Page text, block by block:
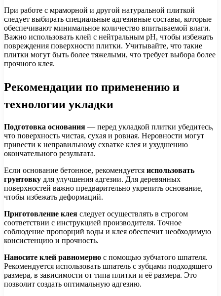
При работе с мраморной и другой натуральной плиткой
следует выбирать специальные адгезивные составы, которые
обеспечивают минимальное количество впитываемой влаги.
Важно использовать клей с нейтральным pH, чтобы избежать
повреждения поверхности плитки. Учитывайте, что такие
плитки могут быть более тяжелыми, что требует выбора более
прочного клея.
Рекомендации по применению и
технологии укладки
Подготовка основания — перед укладкой плитки убедитесь,
что поверхность чистая, сухая и ровная. Неровности могут
привести к неправильному схватке клея и ухудшению
окончательного результата.
Если основание бетонное, рекомендуется использовать
грунтовку для улучшения адгезии. Для деревянных
поверхностей важно предварительно укрепить основание,
чтобы избежать деформаций.
Приготовление клея следует осуществлять в строгом
соответствии с инструкцией производителя. Точное
соблюдение пропорций воды и клея обеспечит необходимую
консистенцию и прочность.
Наносите клей равномерно с помощью зубчатого шпателя.
Рекомендуется использовать шпатель с зубцами подходящего
размера, в зависимости от типа плитки и её размера. Это
позволит создать оптимальную адгезию.